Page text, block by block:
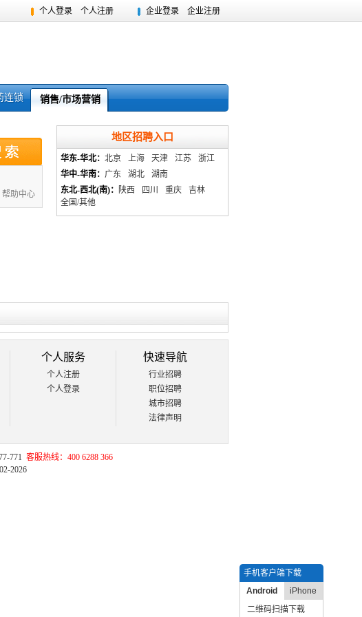
手机客户端下载
Android
iPhone
二维码扫描下载
个人登录 个人注册 企业登录 企业注册
连锁 销售/市场营销
帮助中心
地区招聘入口
华东-华北： 北京 上海 天津 江苏
浙江
华中-华南： 广东 湖北
湖南
东北-西北(南)：
陕西 四川 重庆
吉林
全国/其他
个人服务
个人注册
个人登录
快速导航
行业招聘
职位招聘
城市招聘
法律声明
771 客服热线：400 6288 366
2026